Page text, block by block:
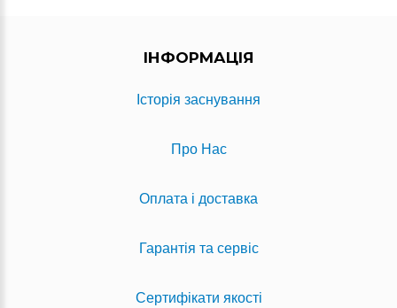
ІНФОРМАЦІЯ
Історія заснування
Про Нас
Оплата і доставка
Гарантія та сервіс
Сертифікати якості